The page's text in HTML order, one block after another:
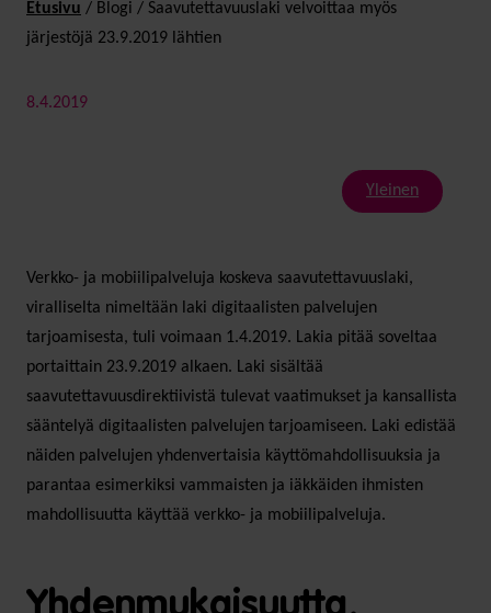
Etusivu / Blogi / Saavutettavuuslaki velvoittaa myös
järjestöjä 23.9.2019 lähtien
8.4.2019
Yleinen
Verkko- ja mobiilipalveluja koskeva saavutettavuuslaki,
viralliselta nimeltään laki digitaalisten palvelujen
tarjoamisesta, tuli voimaan 1.4.2019. Lakia pitää soveltaa
portaittain 23.9.2019 alkaen. Laki sisältää
saavutettavuusdirektiivistä tulevat vaatimukset ja kansallista
sääntelyä digitaalisten palvelujen tarjoamiseen. Laki edistää
näiden palvelujen yhdenvertaisia käyttömahdollisuuksia ja
parantaa esimerkiksi vammaisten ja iäkkäiden ihmisten
mahdollisuutta käyttää verkko- ja mobiilipalveluja.